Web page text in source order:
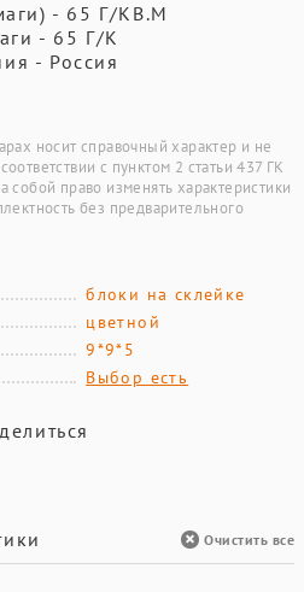
- 65 Г/КВ.М
- 65 Г/К
- Россия
носит справочный характер и не
с пунктом 2 статьи 437 ГК
собой право изменять характеристики
без предварительного
блоки на склейке
цветной
9*9*5
Выбор есть
Очистить все